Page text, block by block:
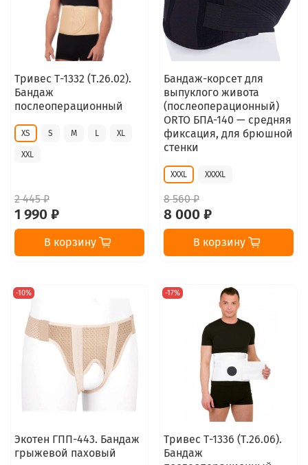
Тривес Т-1332 (Т.26.02).
Бандаж
послеоперационный
XS S M L XL
XXL
2 445 ₽
1 990 ₽
В корзину
Бандаж-корсет для
выпуклого живота
(послеоперационный)
ORTO БПА-140 — средняя
фиксация, для брюшной
стенки
XXXL XXXXL
8 560 ₽
8 000 ₽
В корзину
-10%
Экотен ГПП-443. Бандаж
грыжевой паховый
-17%
Тривес Т-1336 (Т.26.06).
Бандаж